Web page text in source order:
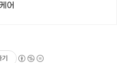
어